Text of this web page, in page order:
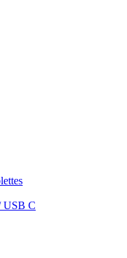
USB C